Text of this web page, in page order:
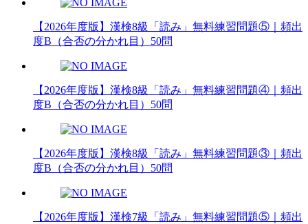
【2026年度版】漢検8級「読み」無料練習問題⑤｜頻出
度B（合否の分かれ目）50問
【2026年度版】漢検8級「読み」無料練習問題④｜頻出
度B（合否の分かれ目）50問
【2026年度版】漢検8級「読み」無料練習問題③｜頻出
度B（合否の分かれ目）50問
【2026年度版】漢検7級「読み」無料練習問題⑤｜頻出